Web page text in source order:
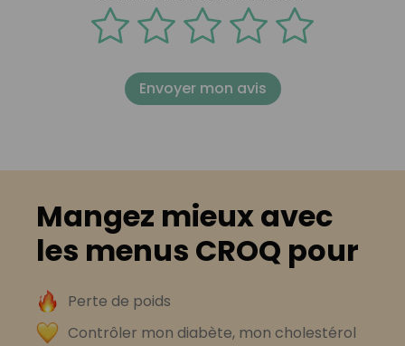
Envoyer mon avis
Mangez mieux avec
les menus CROQ pour
Perte de poids
Contrôler mon diabète, mon cholestérol